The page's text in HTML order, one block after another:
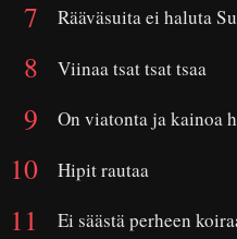
Rääväsuita ei haluta
Viinaa tsat tsat tsaa
On viatonta ja kainoa
Hipit rautaa
Ei säästä perheen